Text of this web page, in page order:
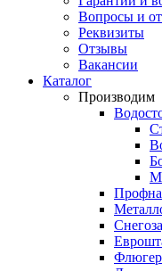
Вопросы и
Реквизиты
Отзывы
Вакансии
Каталог
Производим